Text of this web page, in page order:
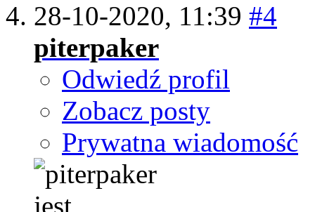
28-10-2020, 11:39 #4
piterpaker
Odwiedź profil
Zobacz posty
Prywatna wiadomość